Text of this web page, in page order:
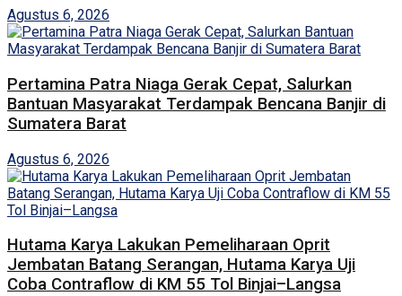
Agustus 6, 2026
Pertamina Patra Niaga Gerak Cepat, Salurkan
Bantuan Masyarakat Terdampak Bencana Banjir di
Sumatera Barat
Agustus 6, 2026
Hutama Karya Lakukan Pemeliharaan Oprit
Jembatan Batang Serangan, Hutama Karya Uji
Coba Contraflow di KM 55 Tol Binjai–Langsa